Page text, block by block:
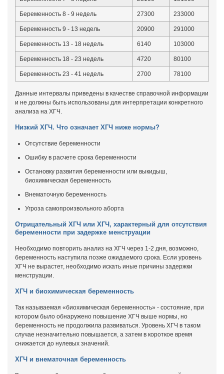
Беременность 8 - 9 недель 27300 233000
Беременность 9 - 13 недель 20900 291000
Беременность 13 - 18 недель 6140 103000
Беременность 18 - 23 недель 4720 80100
Беременность 23 - 41 недель 2700 78100
Данные интервалы приведены в качестве справочной информации
и не должны быть использованы для интерпретации конкретного
анализа на ХГЧ.
Низкий ХГЧ. Что означает ХГЧ ниже нормы?
Отсутствие беременности
Ошибку в расчете срока беременности
Остановку развития беременности или выкидыш,
биохимическая беременность
Внематочную беременность
Угроза самопроизвольного аборта
Отрицательный ХГЧ или ХГЧ, характерный для отсутствия
беременности при задержке менструации
Необходимо повторить анализ на ХГЧ через 1-2 дня, возможно,
беременность наступила позже ожидаемого срока. Если уровень
ХГЧ не вырастет, необходимо искать иные причины задержки
менструации.
ХГЧ и биохимическая беременность
Так называемая «биохимическая беременность» - состояние, при
котором было обнаружено повышение ХГЧ выше нормы, но
беременность не продолжила развиваться. Уровень ХГЧ в таком
случае незначительно повышается, а затем в короткое время
снижается до нулевых значений.
ХГЧ и внематочная беременность